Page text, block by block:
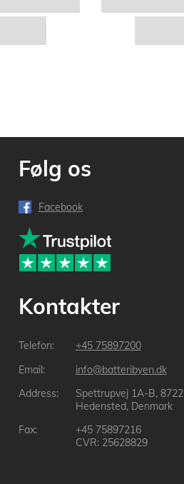
Følg os
Facebook
Kontakter
+45 75897200
info@batteribyen.dk
Spettrupvej 1A-B, 8722
Hedensted, Denmark
+45 75897216
CVR: 25628829